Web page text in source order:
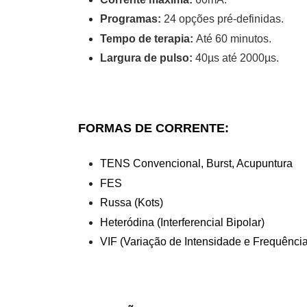
Programas: 24 opções pré-definidas.
Tempo de terapia: Até 60 minutos.
Largura de pulso: 40µs até 2000µs.
FORMAS DE CORRENTE:
TENS Convencional, Burst, Acupuntura
FES
Russa (Kots)
Heteródina (Interferencial Bipolar)
VIF (Variação de Intensidade e